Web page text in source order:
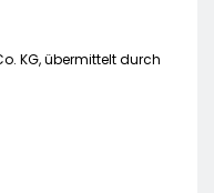
KG, übermittelt durch